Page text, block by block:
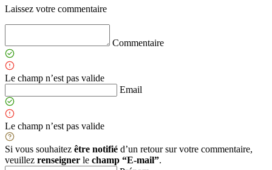
Laissez votre commentaire
Commentaire
Le champ n’est pas valide
Email
Le champ n’est pas valide
Si vous souhaitez être notifié d’un retour sur votre commentaire,
veuillez renseigner le champ “E-mail”.